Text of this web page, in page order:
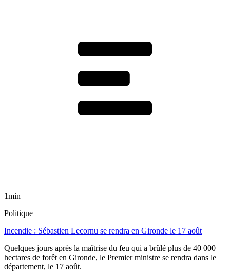
1min
Politique
Incendie : Sébastien Lecornu se rendra en Gironde le 17 août
Quelques jours après la maîtrise du feu qui a brûlé plus de 40 000
hectares de forêt en Gironde, le Premier ministre se rendra dans le
département, le 17 août.